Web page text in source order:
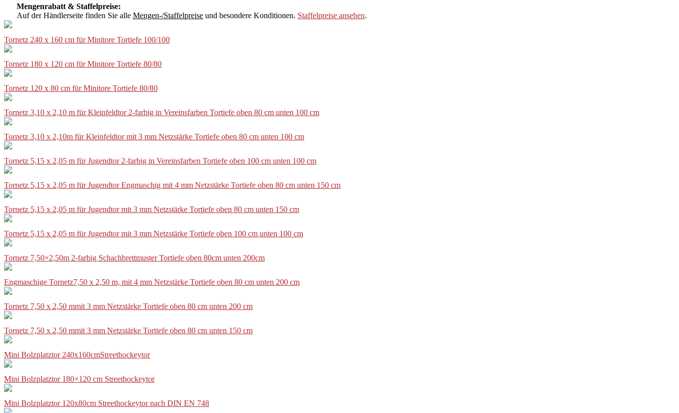
Mengenrabatt & Staffelpreise:
Auf der Händlerseite finden Sie alle Mengen-/Staffelpreise und besondere Konditionen. Staffelpreise ansehen.
Tornetz 240 x 160 cm für Minitore Tortiefe 100/100
Tornetz 180 x 120 cm für Minitore Tortiefe 80/80
Tornetz 120 x 80 cm für Minitore Tortiefe 80/80
Tornetz 3,10 x 2,10 m für Kleinfeldtor 2-farbig in Vereinsfarben Tortiefe oben 80 cm unten 100 cm
Tornetz 3,10 x 2,10m für Kleinfeldtor mit 3 mm Netzstärke Tortiefe oben 80 cm unten 100 cm
Tornetz 5,15 x 2,05 m für Jugendtor 2-farbig in Vereinsfarben Tortiefe oben 100 cm unten 100 cm
Tornetz 5,15 x 2,05 m für Jugendtor Engmaschig mit 4 mm Netzstärke Tortiefe oben 80 cm unten 150 cm
Tornetz 5,15 x 2,05 m für Jugendtor mit 3 mm Netzstärke Tortiefe oben 80 cm unten 150 cm
Tornetz 5,15 x 2,05 m für Jugendtor mit 3 mm Netzstärke Tortiefe oben 100 cm unten 100 cm
Tornetz 7,50×2,50m 2-farbig Schachbrettmuster Tortiefe oben 80cm unten 200cm
Engmaschige Tornetz7,50 x 2,50 m, mit 4 mm Netzstärke Tortiefe oben 80 cm unten 200 cm
Tornetz 7,50 x 2,50 mmit 3 mm Netzstärke Tortiefe oben 80 cm unten 200 cm
Tornetz 7,50 x 2,50 mmit 3 mm Netzstärke Tortiefe oben 80 cm unten 150 cm
Mini Bolzplatztor 240x160cmStreethockeytor
Mini Bolzplatztor 180×120 cm Streethockeytor
Mini Bolzplatztor 120x80cm Streethockeytor nach DIN EN 748